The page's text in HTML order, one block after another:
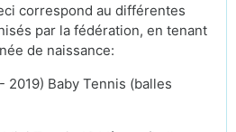
correspond au différentes
par la fédération, en tenant
de naissance:
2019) Baby Tennis (balles